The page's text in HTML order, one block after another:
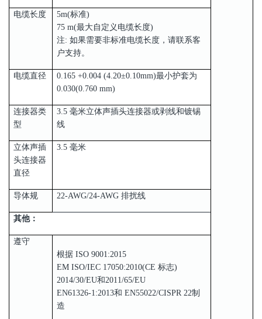
电缆长度
5m(标准)
75 m(最大自定义电缆长度)
注: 如果需要非标准电缆长度，请联系客
户支持。
电缆直径
0.165 +0.004 (4.20±0.10mm)最小护套为
0.030(0.760 mm)
连接器类
型
3.5 毫米立体声插头连接器或剥线和镀锡
线
立体声插
头连接器
直径
3.5 毫米
导体规 22-AWG/24-AWG 排扰线
其他：
遵守
根据 ISO 9001:2015
EM ISO/IEC 17050:2010(CE 标志)
2014/30/EU和2011/65/EU
EN61326-1:2013和 EN55022/CISPR 22制
造